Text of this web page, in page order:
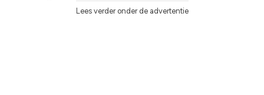
Lees verder onder de advertentie